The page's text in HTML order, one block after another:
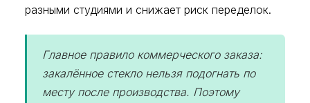
разными студиями и снижает риск переделок.
Главное правило коммерческого заказа:
закалённое стекло нельзя подогнать по
месту после производства. Поэтому